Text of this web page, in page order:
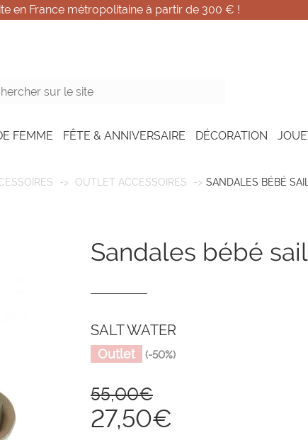
en France métropolitaine à partir de 300 € !
FEMME FÊTE & ANNIVERSAIRE DÉCORATION
OUTLET ACCESSOIRES SANDALES BÉBÉ
sandales bébé
SALT WATER
Outlet (-50%)
55,00€
27,50€